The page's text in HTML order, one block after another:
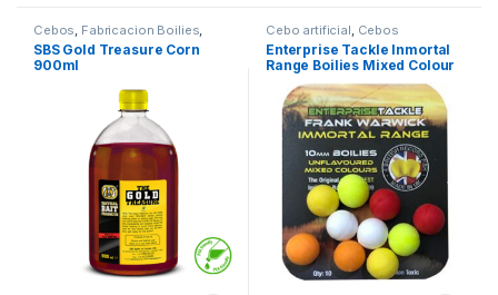
Cebos Fabricacion Boilies
Liquidos
SBS Gold Treasure Corn
900ml
Cebo artificial Cebos
Enterprise Tackle Inmortal
Range Boilies Mixed Colour
10mm